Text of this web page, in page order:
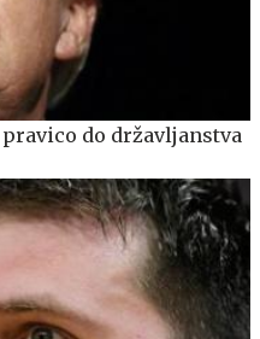
do državljanstva